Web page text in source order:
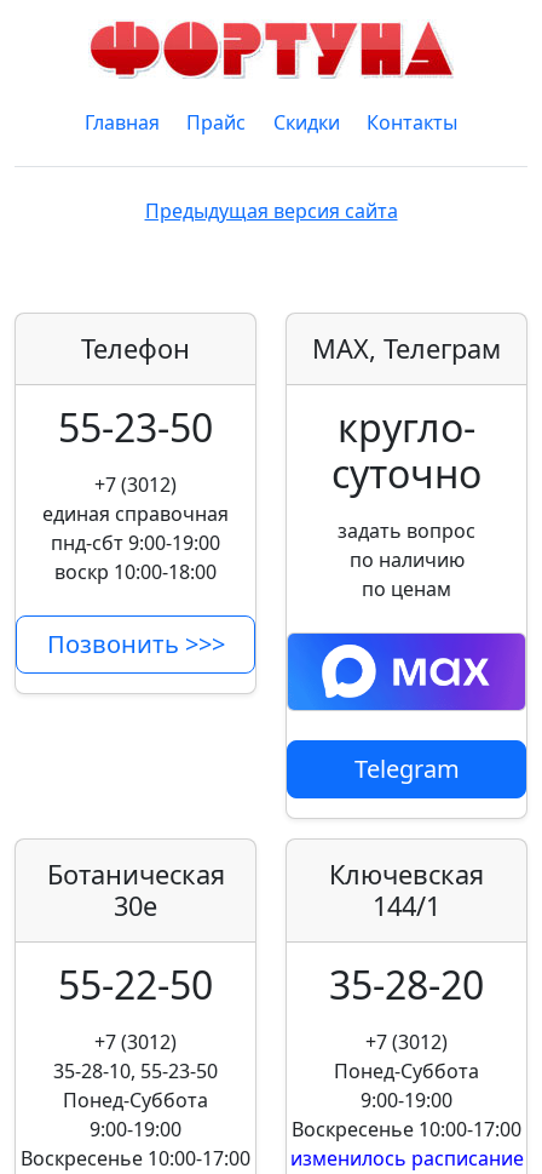
Главная Прайс Скидки Контакты
Предыдущая версия сайта
Телефон
55-23-50
+7 (3012)
единая справочная
пнд-сбт 9:00-19:00
воскр 10:00-18:00
Позвонить >>>
MAX, Телеграм
кругло­
суточно
задать вопрос
по наличию
по ценам
Telegram
Ботаническая
30е
55-22-50
+7 (3012)
35-28-10, 55-23-50
Понед-Суббота
9:00-19:00
Воскресенье 10:00-17:00
Ключевская
144/1
35-28-20
+7 (3012)
Понед-Суббота
9:00-19:00
Воскресенье 10:00-17:00
изменилось расписание